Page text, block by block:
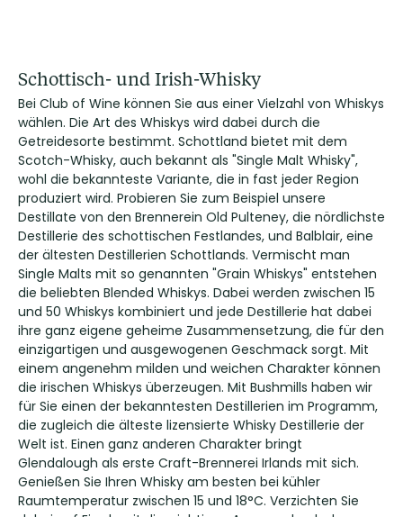
Schottisch- und Irish-Whisky
Bei Club of Wine können Sie aus einer Vielzahl von Whiskys
wählen. Die Art des Whiskys wird dabei durch die
Getreidesorte bestimmt. Schottland bietet mit dem
Scotch-Whisky, auch bekannt als "Single Malt Whisky",
wohl die bekannteste Variante, die in fast jeder Region
produziert wird. Probieren Sie zum Beispiel unsere
Destillate von den Brennerein Old Pulteney, die nördlichste
Destillerie des schottischen Festlandes, und Balblair, eine
der ältesten Destillerien Schottlands. Vermischt man
Single Malts mit so genannten "Grain Whiskys" entstehen
die beliebten Blended Whiskys. Dabei werden zwischen 15
und 50 Whiskys kombiniert und jede Destillerie hat dabei
ihre ganz eigene geheime Zusammensetzung, die für den
einzigartigen und ausgewogenen Geschmack sorgt. Mit
einem angenehm milden und weichen Charakter können
die irischen Whiskys überzeugen. Mit Bushmills haben wir
für Sie einen der bekanntesten Destillerien im Programm,
die zugleich die älteste lizensierte Whisky Destillerie der
Welt ist. Einen ganz anderen Charakter bringt
Glendalough als erste Craft-Brennerei Irlands mit sich.
Genießen Sie Ihren Whisky am besten bei kühler
Raumtemperatur zwischen 15 und 18°C. Verzichten Sie